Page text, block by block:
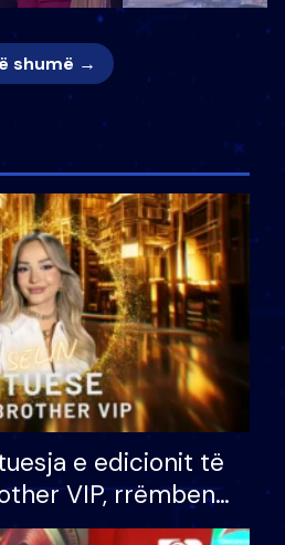
shumë →
e edicionit të
VIP, rrëmben
prej 100 mijë eurosh